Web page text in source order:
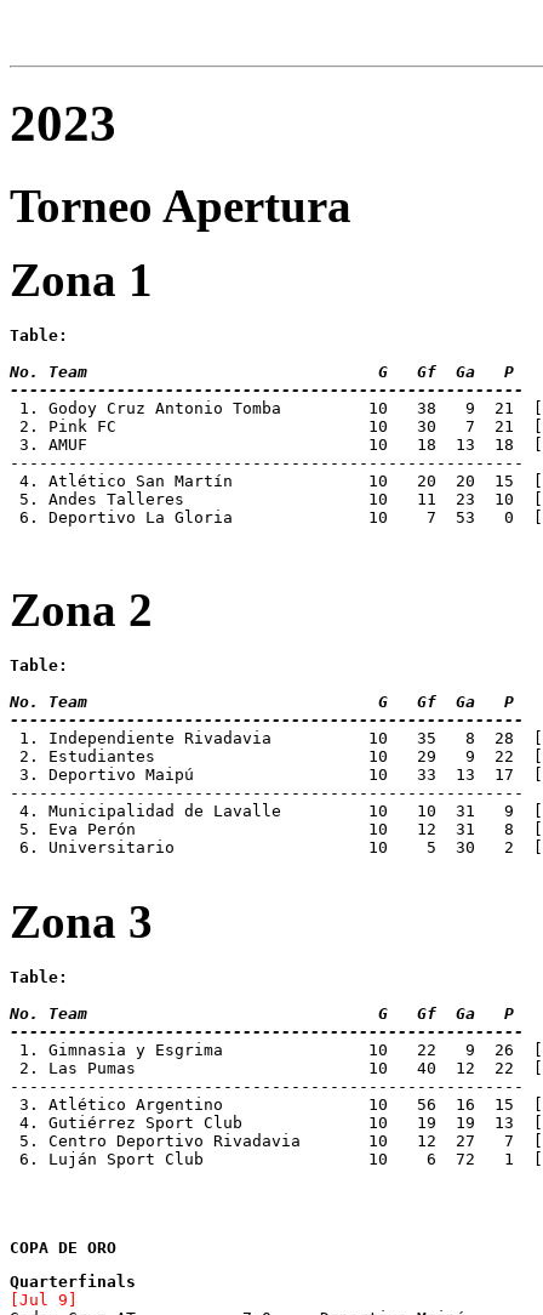
2023
Torneo Apertura
Zona 1
Table:
No. Team 			      G   Gf  Ga   P
-----------------------------------------------------
1. Godoy Cruz Antonio Tomba	     10
2. Pink FC		             10   30   7
3. AMUF			     10   18  13
-----------------------------------------------------
4. Atlético San Martín		     10
5. Andes Talleres		     10   11
6. Deportivo La Gloria		     10
Zona 2
Table:
No. Team 			      G   Gf  Ga   P
-----------------------------------------------------
1. Independiente Rivadavia 	     10
2. Estudiantes 		     10   29
3. Deportivo Maipú		     10   33
-----------------------------------------------------
4. Municipalidad de Lavalle	     10
5. Eva Perón			     10   12
6. Universitario		     10    5
Zona 3
Table:
No. Team 			      G   Gf  Ga   P
-----------------------------------------------------
1. Gimnasia y Esgrima		     10
2. Las Pumas			     10   40
-----------------------------------------------------
3. Atlético Argentino		     10
4. Gutiérrez Sport Club	     10
5. Centro Deportivo Rivadavia       10   12  27   7
6. Luján Sport Club		     10    6
COPA DE ORO
[Jul 9]